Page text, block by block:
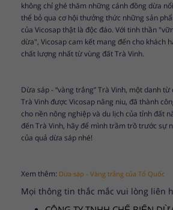
không chỉ ghé thăm những cánh đồng dừa
thể bỏ qua cơ hội thưởng thức những sản
của Vicosap thật là độc đáo. Với tinh thần
dừa", Vicosap cam kết mang đến cho khách
chất lượng nhất từ vùng đất Trà Vinh.
Dừa sáp - “vàng trắng” Trà Vinh, một danh
Trà Vinh được Vicosap nâng niu, đã thành
cho nền nông nghiệp và du lịch của tỉnh đất
đến Trà Vinh, hãy để mình trầm trồ trước sự
của quả dừa sáp nhé!
Xem thêm: Dừa sáp - Vàng trắng của Tổ Quốc
Mọi thông tin thắc mắc vui lòng liên